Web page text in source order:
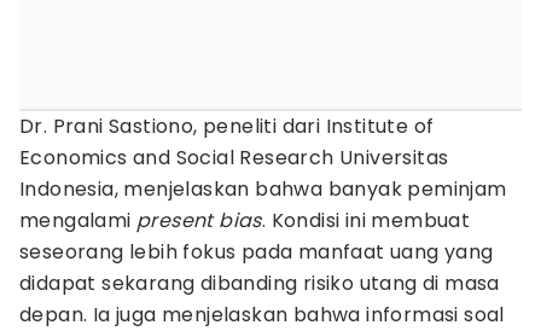
Dr. Prani Sastiono, peneliti dari Institute of
Economics and Social Research Universitas
Indonesia, menjelaskan bahwa banyak peminjam
mengalami present bias. Kondisi ini membuat
seseorang lebih fokus pada manfaat uang yang
didapat sekarang dibanding risiko utang di masa
depan. Ia juga menjelaskan bahwa informasi soal